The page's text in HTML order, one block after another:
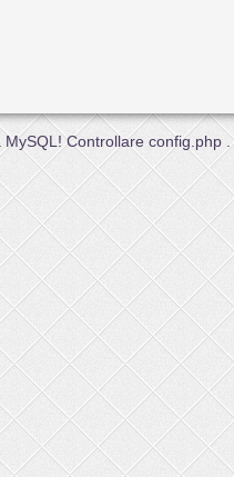
Controllare config.php .